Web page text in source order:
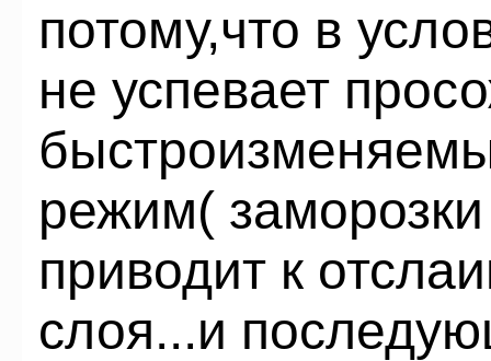
потому,что в
не успевает
режим(
приводит к
слоя...и